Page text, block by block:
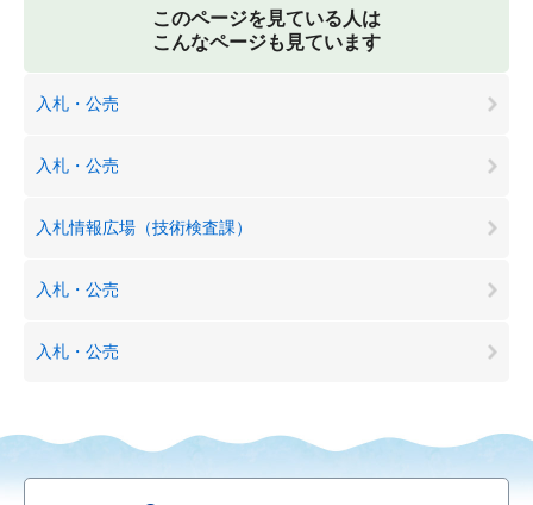
このページを見ている人は
こんなページも見ています
入札・公売
入札・公売
入札情報広場（技術検査課）
入札・公売
入札・公売